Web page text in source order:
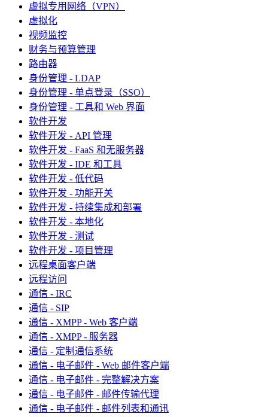
虚拟专用网络（VPN）
虚拟化
视频监控
财务与预算管理
路由器
身份管理 - LDAP
身份管理 - 单点登录（SSO）
身份管理 - 工具和 Web 界面
软件开发
软件开发 - API 管理
软件开发 - FaaS 和无服务器
软件开发 - IDE 和工具
软件开发 - 低代码
软件开发 - 功能开关
软件开发 - 持续集成和部署
软件开发 - 本地化
软件开发 - 测试
软件开发 - 项目管理
远程桌面客户端
远程访问
通信 - IRC
通信 - SIP
通信 - XMPP - Web 客户端
通信 - XMPP - 服务器
通信 - 定制通信系统
通信 - 电子邮件 - Web 邮件客户端
通信 - 电子邮件 - 完整解决方案
通信 - 电子邮件 - 邮件传输代理
通信 - 电子邮件 - 邮件列表和通讯